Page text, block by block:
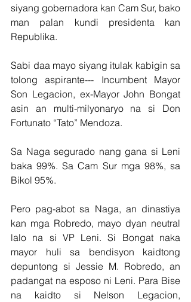
siyang gobernadora kan Cam Sur, bako
man palan kundi presidenta kan
Republika.
Sabi daa mayo siyang itulak kabigin sa
tolong aspirante--- Incumbent Mayor
Son Legacion, ex-Mayor John Bongat
asin an multi-milyonaryo na si Don
Fortunato “Tato” Mendoza.
Sa Naga segurado nang gana si Leni
baka 99%. Sa Cam Sur mga 98%, sa
Bikol 95%.
Pero pag-abot sa Naga, an dinastiya
kan mga Robredo, mayo dyan neutral
lalo na si VP Leni. Si Bongat naka
mayor huli sa bendisyon kaidtong
depuntong si Jessie M. Robredo, an
padangat na esposo ni Leni. Para Bise
na kaidto si Nelson Legacion,